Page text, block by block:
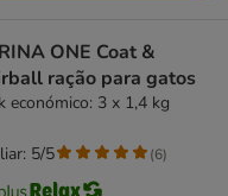
ONE Coat &
ração para gatos
económico: 3 x 1,4 kg
5/5 (6)